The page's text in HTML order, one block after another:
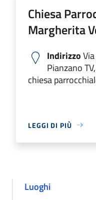
Chiesa
Margherita
Indirizzo
Pianzano
chiesa
LEGGI DI PIÙ
Luoghi